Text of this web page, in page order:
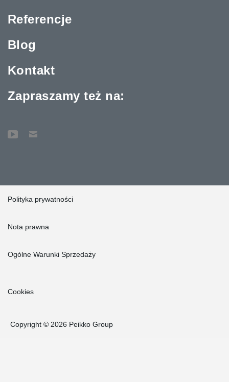
Referencje
Blog
Kontakt
Zapraszamy też na:
Polityka prywatności
Nota prawna
Ogólne Warunki Sprzedaży
Cookies
Copyright © 2026 Peikko Group